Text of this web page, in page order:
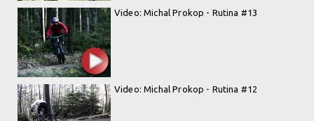
Video: Michal Prokop - Rutina #13
Video: Michal Prokop - Rutina #12